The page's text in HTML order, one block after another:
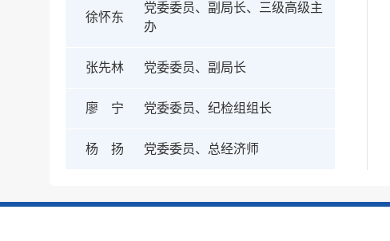
徐怀东
党委委员、副局长、三级高级主
办
张先林 党委委员、副局长
廖 宁 党委委员、纪检组组长
杨 扬 党委委员、总经济师